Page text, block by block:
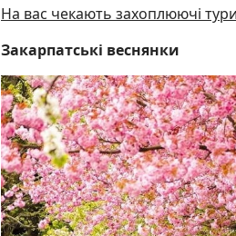
На вас чекають захоплюючі
Закарпатські веснянки